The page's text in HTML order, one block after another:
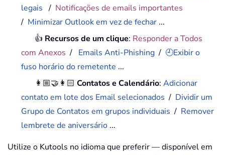
legais / Notificações de emails importantes
/ Minimizar Outlook em vez de fechar ...
👍 Recursos de um clique: Responder a Todos
com Anexos / Emails Anti-Phishing / 🕘Exibir o
fuso horário do remetente ...
👩🏼‍🤝‍👩🏻Contatos e Calendário:Adicionar
contato em lote dos Email selecionados / Dividir um
Grupo de Contatos em grupos individuais / Remover
lembrete de aniversário ...
Utilize o Kutools no idioma que preferir — disponível em